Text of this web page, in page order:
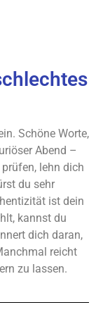
Schöne Worte,
Abend –
lehn dich
du sehr
ist dein
kannst du
dich daran,
reicht
zu lassen.